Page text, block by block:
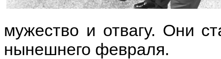
мужество и отвагу. Они
нынешнего февраля.